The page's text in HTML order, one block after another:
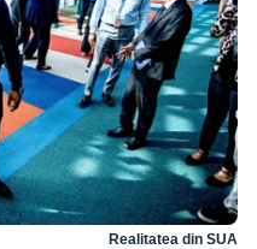
Realitatea din SUA